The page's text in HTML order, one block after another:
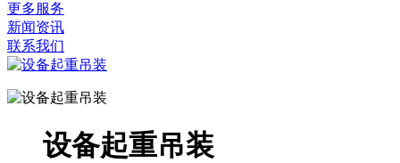
更多服务
新闻资讯
联系我们
设备起重吊装